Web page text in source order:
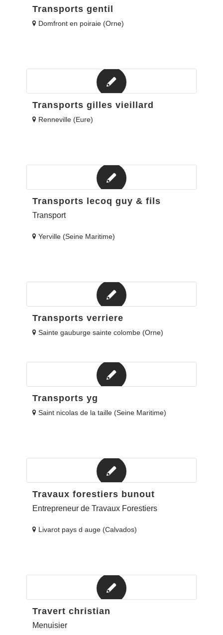
Transports gentil
Domfront en poiraie (Orne)
Transports gilles vieillard
Renneville (Eure)
Transports lecoq guy & fils
Transport
Yerville (Seine Maritime)
Transports verriere
Sainte gauburge sainte colombe (Orne)
Transports yg
Saint nicolas de la taille (Seine Maritime)
Travaux forestiers bunout
Entrepreneur de Travaux Forestiers
Livarot pays d auge (Calvados)
Travert christian
Menuisier